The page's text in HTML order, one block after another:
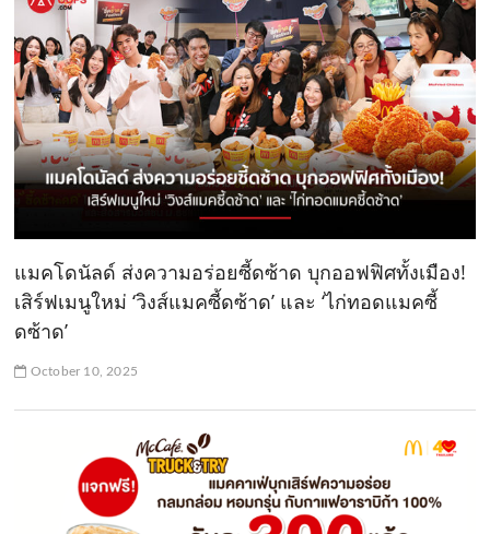
แมคโดนัลด์ ส่งความอร่อยซี้ดซ้าด บุกออฟฟิศทั้งเมือง!
เสิร์ฟเมนูใหม่ ‘วิงส์แมคซี้ดซ้าด’ และ ‘ไก่ทอดแมคซี้
ดซ้าด’
October 10, 2025